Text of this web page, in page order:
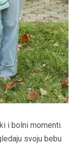
i bolni momenti.
svoju bebu